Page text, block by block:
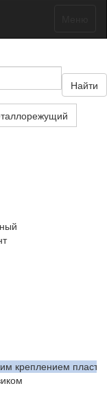
Найти
креплением